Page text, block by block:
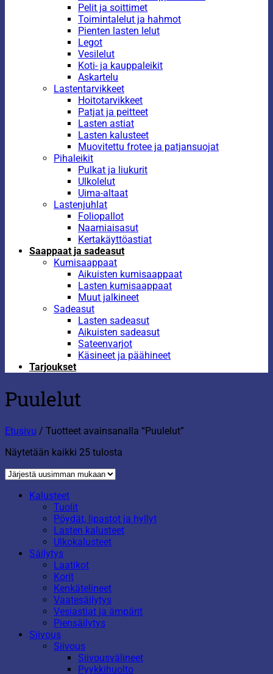
Pelit ja soittimet
Toimintalelut ja hahmot
Pienten lasten lelut
Legot
Vesilelut
Koti- ja kauppaleikit
Askartelu
Lastentarvikkeet
Hoitotarvikkeet
Patjat ja peitteet
Lasten astiat
Lasten kalusteet
Muovitettu frotee ja patjansuojat
Pihaleikit
Pulkat ja liukurit
Ulkolelut
Uima-altaat
Lastenjuhlat
Foliopallot
Naamiaisasut
Kertakäyttöastiat
Saappaat ja sadeasut
Kumisaappaat
Aikuisten kumisaappaat
Lasten kumisaappaat
Muut jalkineet
Sadeasut
Lasten sadeasut
Aikuisten sadeasut
Sateenvarjot
Käsineet ja päähineet
Tarjoukset
Puulelut
Etusivu / Tuotteet avainsanalla “Puulelut”
Näytetään kaikki 25 tulosta
Kalusteet
Tuolit
Pöydät, lipastot ja hyllyt
Lasten kalusteet
Ulkokalusteet
Säilytys
Laatikot
Korit
Kenkätelineet
Vaatesäilytys
Vesiastiat ja ämpärit
Piensäilytys
Siivous
Siivous
Siivousvälineet
Pyykkihuolto